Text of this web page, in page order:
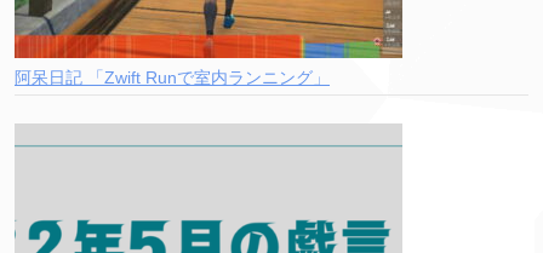
阿呆日記 「Zwift Runで室内ランニング」